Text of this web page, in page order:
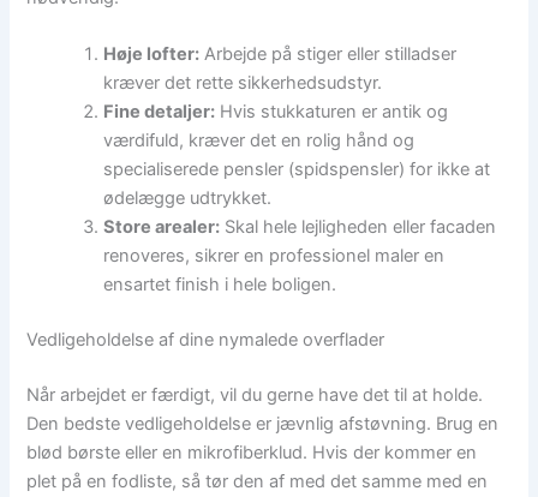
Høje lofter: Arbejde på stiger eller stilladser
kræver det rette sikkerhedsudstyr.
Fine detaljer: Hvis stukkaturen er antik og
værdifuld, kræver det en rolig hånd og
specialiserede pensler (spidspensler) for ikke at
ødelægge udtrykket.
Store arealer: Skal hele lejligheden eller facaden
renoveres, sikrer en professionel maler en
ensartet finish i hele boligen.
Vedligeholdelse af dine nymalede overflader
Når arbejdet er færdigt, vil du gerne have det til at holde.
Den bedste vedligeholdelse er jævnlig afstøvning. Brug en
blød børste eller en mikrofiberklud. Hvis der kommer en
plet på en fodliste, så tør den af med det samme med en